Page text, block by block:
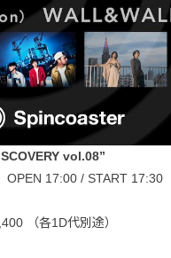
vol.08”
OPEN 17:00 / START 17:30
（各1D代別途）